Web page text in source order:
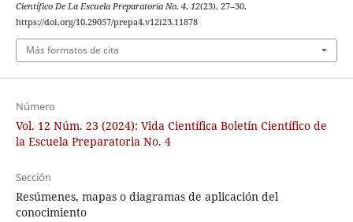
Científico De La Escuela Preparatoria No. 4, 12(23), 27–30.
https://doi.org/10.29057/prepa4.v12i23.11878
Más formatos de cita
Número
Vol. 12 Núm. 23 (2024): Vida Científica Boletín Científico de
la Escuela Preparatoria No. 4
Sección
Resúmenes, mapas o diagramas de aplicación del
conocimiento